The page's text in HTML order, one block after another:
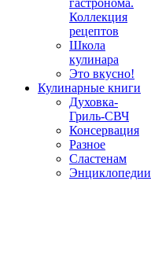
Коллекция
рецептов
Школа
кулинара
Это вкусно!
Кулинарные книги
Духовка-
Гриль-СВЧ
Консервация
Разное
Сластенам
Энциклопедии